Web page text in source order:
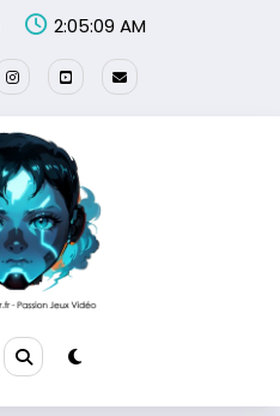
2:05:09 AM